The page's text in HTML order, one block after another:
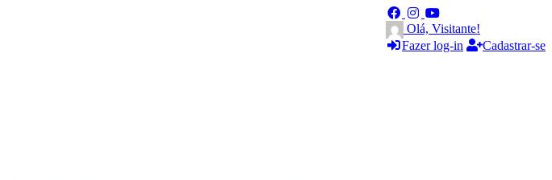
Olá, Visitante!
Fazer log-in
Cadastrar-se